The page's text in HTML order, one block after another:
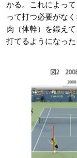
かる。これによっ
って打つ必要がな
肉（体幹）を鍛え
打てるようになった